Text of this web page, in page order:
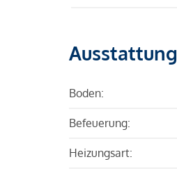
Ausstattung
Boden:
Befeuerung:
Heizungsart: